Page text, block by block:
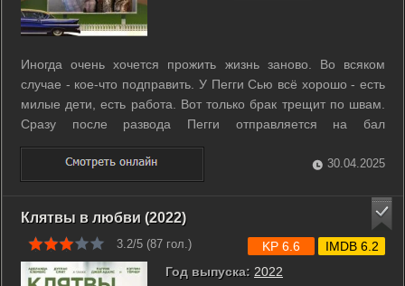
Иногда очень хочется прожить жизнь заново. Во всяком
случае - кое-что подправить. У Пегги Сью всё хорошо - есть
милые дети, есть работа. Вот только брак трещит по швам.
Сразу после развода Пегги отправляется на бал
выпускников школы, где ее с восторгом выбирают
королевой. Это дает ей шанс вернуться в конец 1950-х,
когда «Бич Бойз» пели песенку ...
30.04.2025
Клятвы в любви (2022)
3.2/5 (87 гол.)
Год выпуска: 2022
KP 6.6 IMDB 6.2